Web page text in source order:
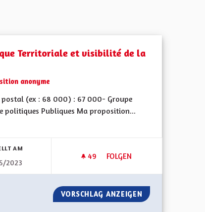
Territoriale et visibilité de la
anonyme
postal (ex : 68 000) : 67 000- Groupe
politiques Publiques Ma proposition...
AM
2023
49 49 FOLLOWER
FOLGEN
DYNAMIQUE TERRITORIALE
VORSCHLAG ANZEIGEN DYNAMIQUE